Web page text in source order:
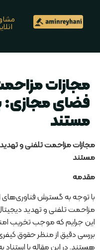
مجازات
فضای
مستند
مجازات مزاحمت تلفنی و
مستند
مقدمه
با توجه به گسترش فناوری‌های
مزاحمت تلفنی و تهدید
این جرایم که موجب تخریب
بررسی دقیق از منظر حقوق
هستند. در این مقاله با